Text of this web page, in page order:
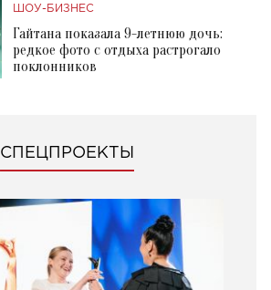
ШОУ-БИЗНЕС
Гайтана показала 9-летнюю дочь:
редкое фото с отдыха растрогало
поклонников
СПЕЦПРОЕКТЫ